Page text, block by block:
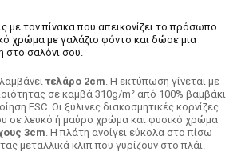
με τον πίνακα που απεικονίζει το πρόσωπο
χρώμα με γαλάζιο φόντο και δώσε μια
στο σαλόνι σου.
τελάρο 2cm. H εκτύπωση γίνεται με
σε καμβά 310g/m² από 100% βαμβάκι
FSC. Οι ξύλινες διακοσμητικές κορνίζες
σε λευκό ή μαύρο χρώμα και φυσικό χρώμα
3cm. Η πλάτη ανοίγει εύκολα στο πίσω
μεταλλικά κλιπ που γυρίζουν στο πλάι.